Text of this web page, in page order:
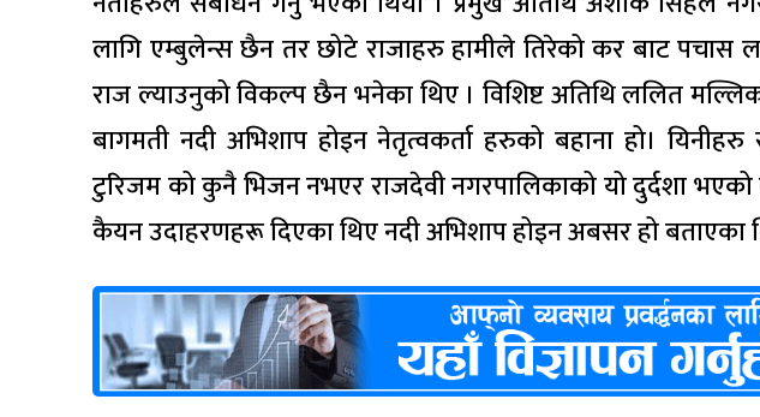
लागि एम्बुलेन्स छैन तर छोटे राजाहरु हामीले तिरेको कर बाट पचास
राज ल्याउनुको विकल्प छैन भनेका थिए । विशिष्ट अतिथि ललित
बागमती नदी अभिशाप होइन नेतृत्वकर्ता हरुको बहाना हो।
टुरिजम को कुनै भिजन नभएर राजदेवी नगरपालिकाको यो दुर्दशा
कैयन उदाहरणहरू दिएका थिए नदी अभिशाप होइन अबसर हो बताएका